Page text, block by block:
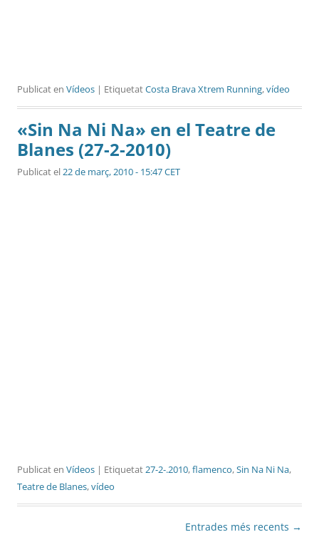
Publicat en Vídeos | EtiquetatCosta Brava Xtrem Running,vídeo
«Sin Na Ni Na» en el Teatre de
Blanes (27-2-2010)
Publicat el22 de març, 2010 - 15:47 CET
Publicat en Vídeos | Etiquetat27-2-.2010,flamenco,Sin Na Ni Na,
Teatre de Blanes,vídeo
Entrades més recents →